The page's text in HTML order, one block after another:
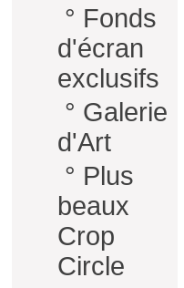
° Fonds
d'écran
exclusifs
° Galerie
d'Art
° Plus
beaux
Crop
Circle